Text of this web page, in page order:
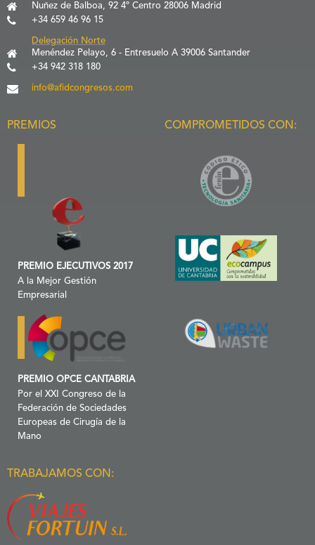
Nuñez de Balboa, 92 4º Centro 28006 Madrid
+34 659 46 96 15
Delegación Norte
Menéndez Pelayo, 6 - Entresuelo A 39006 Santander
+34 942 318 180
info@afidcongresos.com
PREMIOS
PREMIO EJECUTIVOS 2017
A la Mejor Gestión
Empresarial
PREMIO OPCE CANTABRIA
Por el XXI Congreso de la
Federación de Sociedades
Europeas de Cirugía de la
Mano
COMPROMETIDOS CON:
TRABAJAMOS CON: